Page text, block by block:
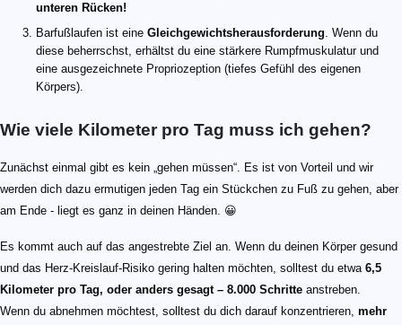
unteren Rücken!
Barfußlaufen ist eine Gleichgewichtsherausforderung. Wenn du
diese beherrschst, erhältst du eine stärkere Rumpfmuskulatur und
eine ausgezeichnete Propriozeption (tiefes Gefühl des eigenen
Körpers).
Wie viele Kilometer pro Tag muss ich gehen?
Zunächst einmal gibt es kein „gehen müssen“. Es ist von Vorteil und wir
werden dich dazu ermutigen jeden Tag ein Stückchen zu Fuß zu gehen, aber
am Ende - liegt es ganz in deinen Händen. 😀
Es kommt auch auf das angestrebte Ziel an. Wenn du deinen Körper gesund
und das Herz-Kreislauf-Risiko gering halten möchten, solltest du etwa 6,5
Kilometer pro Tag, oder anders gesagt – 8.000 Schritte anstreben.
Wenn du abnehmen möchtest, solltest du dich darauf konzentrieren, mehr